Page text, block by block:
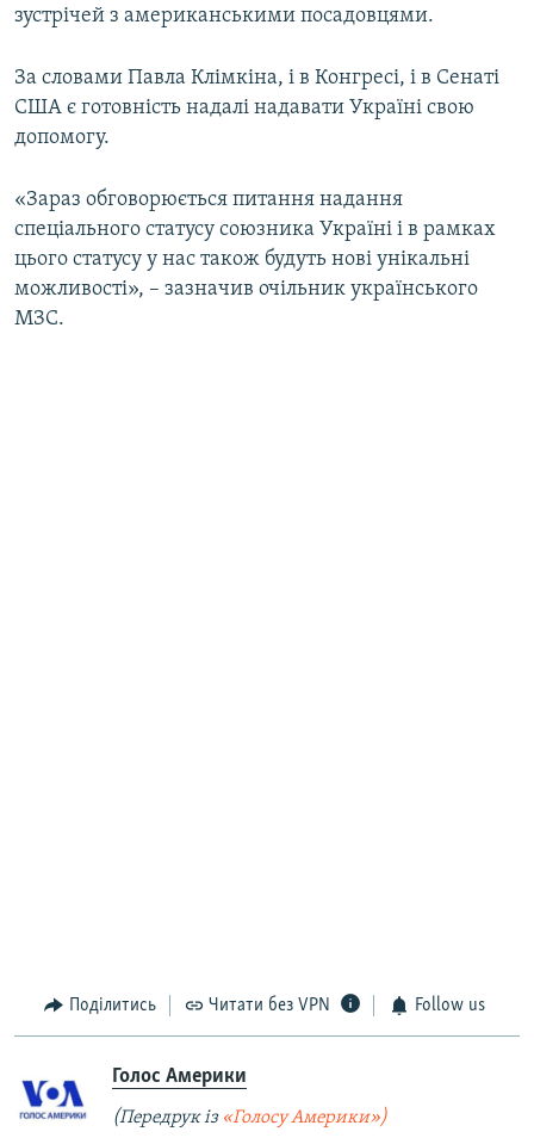
зустрічей з американськими посадовцями.
За словами Павла Клімкіна, і в Конгресі, і в Сенаті
США є готовність надалі надавати Україні свою
допомогу.
«Зараз обговорюється питання надання
спеціального статусу союзника Україні і в рамках
цього статусу у нас також будуть нові унікальні
можливості», – зазначив очільник українського
МЗС.
Поділитись Читати без VPN Follow us
Голос Америки
(Передрук із «Голосу Америки»)